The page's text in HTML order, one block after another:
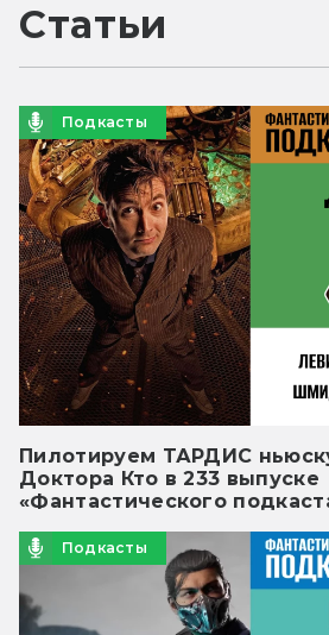
Статьи
Подкасты
Пилотируем ТАРДИС
Доктора Кто в 233 выпуске
«Фантастического
Подкасты